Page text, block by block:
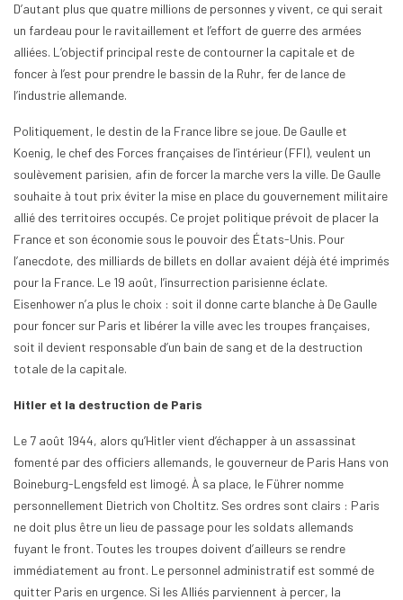
D’autant plus que quatre millions de personnes y vivent, ce qui serait
un fardeau pour le ravitaillement et l’effort de guerre des armées
alliées. L’objectif principal reste de contourner la capitale et de
foncer à l’est pour prendre le bassin de la Ruhr, fer de lance de
l’industrie allemande.
Politiquement, le destin de la France libre se joue. De Gaulle et
Koenig, le chef des Forces françaises de l’intérieur (FFI), veulent un
soulèvement parisien, afin de forcer la marche vers la ville. De Gaulle
souhaite à tout prix éviter la mise en place du gouvernement militaire
allié des territoires occupés. Ce projet politique prévoit de placer la
France et son économie sous le pouvoir des États-Unis. Pour
l’anecdote, des milliards de billets en dollar avaient déjà été imprimés
pour la France. Le 19 août, l’insurrection parisienne éclate.
Eisenhower n’a plus le choix : soit il donne carte blanche à De Gaulle
pour foncer sur Paris et libérer la ville avec les troupes françaises,
soit il devient responsable d’un bain de sang et de la destruction
totale de la capitale.
Hitler et la destruction de Paris
Le 7 août 1944, alors qu’Hitler vient d’échapper à un assassinat
fomenté par des officiers allemands, le gouverneur de Paris Hans von
Boineburg-Lengsfeld est limogé. À sa place, le Führer nomme
personnellement Dietrich von Choltitz. Ses ordres sont clairs : Paris
ne doit plus être un lieu de passage pour les soldats allemands
fuyant le front. Toutes les troupes doivent d’ailleurs se rendre
immédiatement au front. Le personnel administratif est sommé de
quitter Paris en urgence. Si les Alliés parviennent à percer, la